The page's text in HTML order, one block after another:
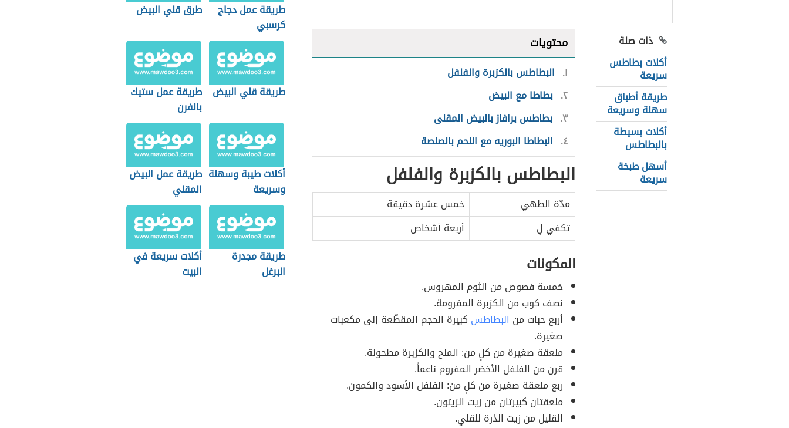
ذات صلة
أكلات بطاطس
سريعة
طريقة أطباق
سهلة وسريعة
أكلات بسيطة
بالبطاطس
أسهل طبخة
سريعة
محتويات
١ البطاطس بالكزبرة والفلفل
٢ بطاطا مع البيض
٣ بطاطس برافاز بالبيض المقلى
٤ البطاطا البوريه مع اللحم بالصلصة
البطاطس بالكزبرة والفلفل
مدّة الطهي
خمس عشرة دقيقة
تكفي لِ
أربعة أشخاص
المكونات
خمسة فصوص من الثوم المهروس.
نصف كوب من الكزبرة المفرومة.
أربع حبات من البطاطس كبيرة الحجم المقطّعة إلى مكعبات
صغيرة.
ملعقة صغيرة من كلٍ من: الملح والكزبرة مطحونة.
قرن من الفلفل الأخضر المفروم ناعماً.
ربع ملعقة صغيرة من كلٍ من: الفلفل الأسود والكمون.
ملعقتان كبيرتان من زيت الزيتون.
القليل من زيت الذرة للقلي.
طريقة عمل دجاج
كرسبي
طرق قلي البيض
طريقة قلي البيض
طريقة عمل ستيك
بالفرن
أكلات طيبة وسهلة
وسريعة
طريقة عمل البيض
المقلي
طريقة مجدرة
البرغل
أكلات سريعة في
البيت